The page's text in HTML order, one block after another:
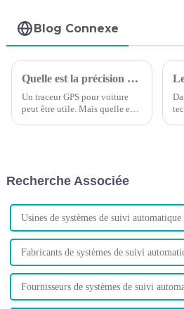
Blog Connexe
Quelle est la précision des dispositifs de suivi GPS pour voitures ?
Un traceur GPS pour voiture
peut être utile. Mais quelle est
Recherche Associée
Usines de systèmes de suivi
Fabricants de systèmes de suivi
Fournisseurs de systèmes de suivi